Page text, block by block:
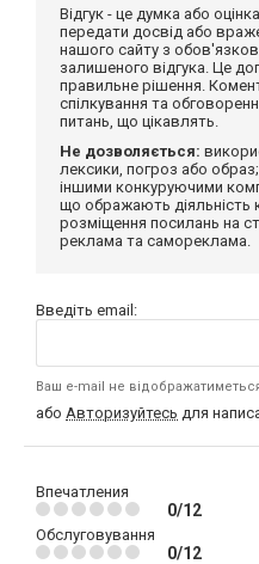
Відгук - це думка або
передати досвід або
нашого сайту з
залишеного відгука. Це
правильне рішення.
спілкування та
питань, що цікавлять.
Не дозволяється:
лексики, погроз або
іншими конкуруючими
що ображають діяльність
розміщення посилань на
реклама та самореклама.
Введіть email:
Ваш e-mail не
або Авторизуйтесь для
Впечатления
0/12
Обслуговування
0/12